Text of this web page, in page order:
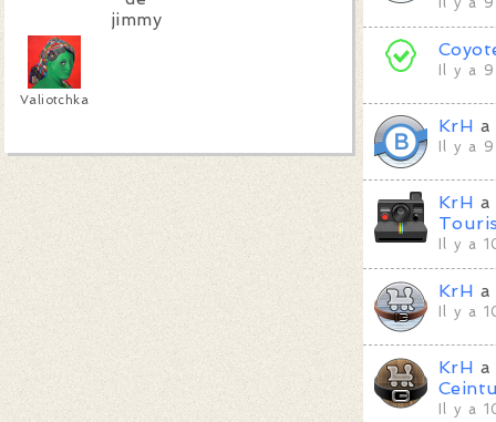
Valiotchka
Il y a
KrH a
Il y a
KrH a
Il y a
KrH a
Il y a
KrH a
Il y a